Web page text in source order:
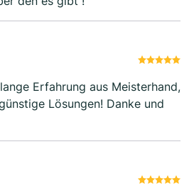
Erfahrung aus Meisterhand,
Lösungen! Danke und